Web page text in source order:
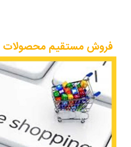
فروش مستقیم محصولات